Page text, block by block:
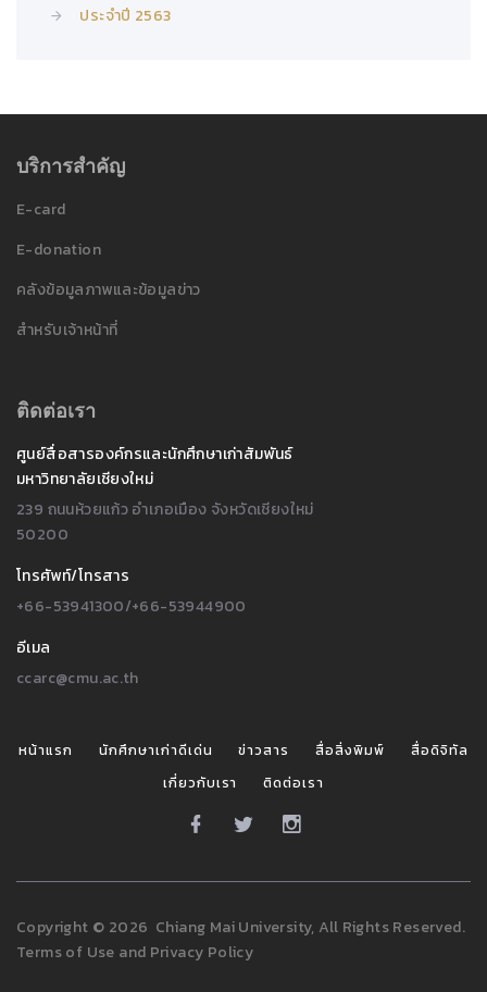
ประจำปี 2563
บริการสำคัญ
E-card
E-donation
คลังข้อมูลภาพและข้อมูลข่าว
สำหรับเจ้าหน้าที่
ติดต่อเรา
ศูนย์สื่อสารองค์กรและนักศึกษาเก่าสัมพันธ์
มหาวิทยาลัยเชียงใหม่
239 ถนนห้วยแก้ว อำเภอเมือง จังหวัดเชียงใหม่
50200
โทรศัพท์/โทรสาร
+66-53941300/+66-53944900
อีเมล
ccarc@cmu.ac.th
หน้าแรก นักศึกษาเก่าดีเด่น ข่าวสาร สื่อสิ่งพิมพ์
สื่อดิจิทัล
เกี่ยวกับเรา
ติดต่อเรา
Copyright © 2026 Chiang Mai University, All Rights Reserved.
Terms of Use and Privacy Policy